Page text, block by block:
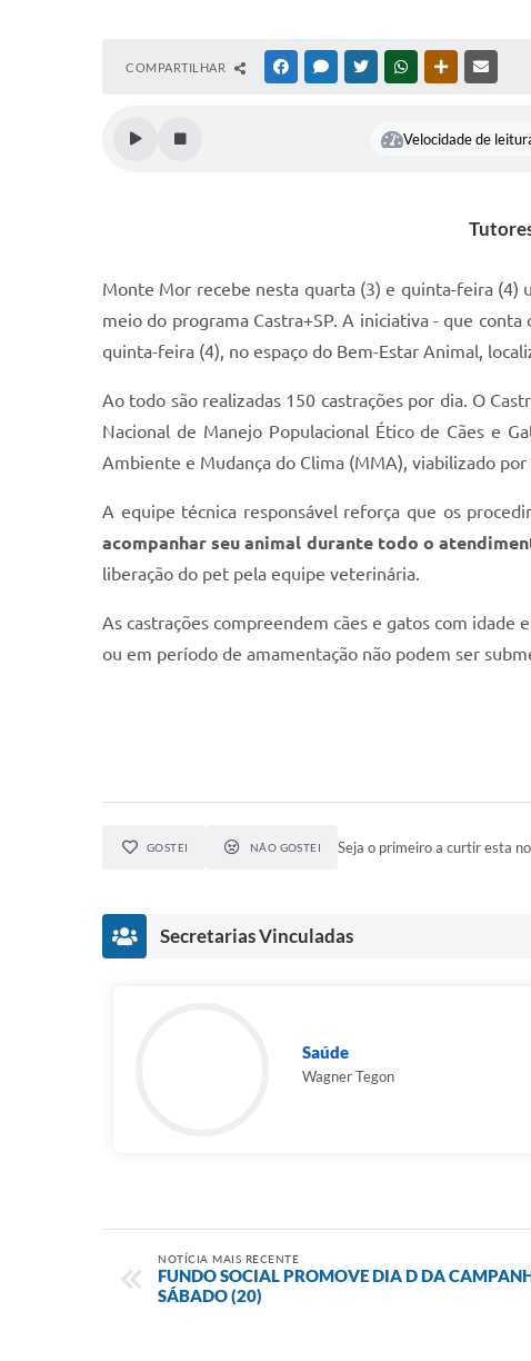
COMPARTILHAR FACEBOOKMESSENGER
TWITTERWHATSAPPOUTRAS
Velocidade de
Monte Mor recebe nesta quarta (3) e quinta-feira (4)
meio do programa Castra+SP. A iniciativa - que
quinta-feira (4), no espaço do Bem-Estar Animal,
Ao todo são realizadas 150 castrações por dia. O
Nacional de Manejo Populacional Ético de Cães e
Ambiente e Mudança do Clima (MMA), viabilizado
A equipe técnica responsável reforça que os
acompanhar seu animal durante todo o
liberação do pet pela equipe veterinária.
As castrações compreendem cães e gatos com
ou em período de amamentação não podem ser
GOSTEI NÃO GOSTEI Seja o primeiro a curtir esta
Secretarias Vinculadas
Saúde
Wagner Tegon
NOTÍCIA MAIS RECENTE
FUNDO SOCIAL PROMOVE DIA D DA
SÁBADO (20)